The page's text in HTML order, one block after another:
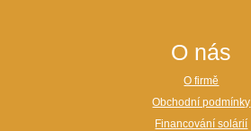
O nás
O firmě
Obchodní podmínky
Financování solárií